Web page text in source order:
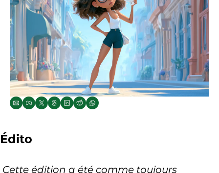
Édito
Cette édition a été comme toujours